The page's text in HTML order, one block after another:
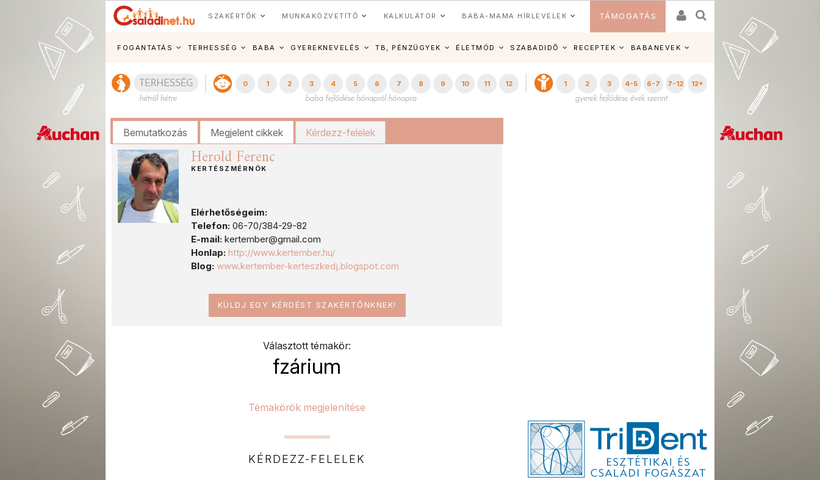
SZAKÉRTŐK MUNKAKÖZVETÍTŐ KALKULÁTOR BABA-MAMA HÍRLEVELEK TÁMOGATÁS
FOGANTATÁS TERHESSÉG BABA GYEREKNEVELÉS TB, PÉNZÜGYEK ÉLETMÓD SZABADIDŐ RECEPTEK BABANEVEK
0 1 2 3 4 5 6 7 8 9 10 11 12 1 2 3 4-5 6-7 7-12 12+
Bemutatkozás Megjelent cikkek Kérdezz-felelek
Herold Ferenc
KERTÉSZMÉRNÖK
Elérhetőségeim:
Telefon: 06-70/384-29-82
E-mail: kertember@gmail.com
Honlap: http://www.kertember.hu/
Blog: www.kertember-kerteszkedj.blogspot.com
KÜLDJ EGY KÉRDÉST SZAKÉRTŐNKNEK!
Választott témakör:
fzárium
Témakörök megjelenítése
KÉRDEZZ-FELELEK